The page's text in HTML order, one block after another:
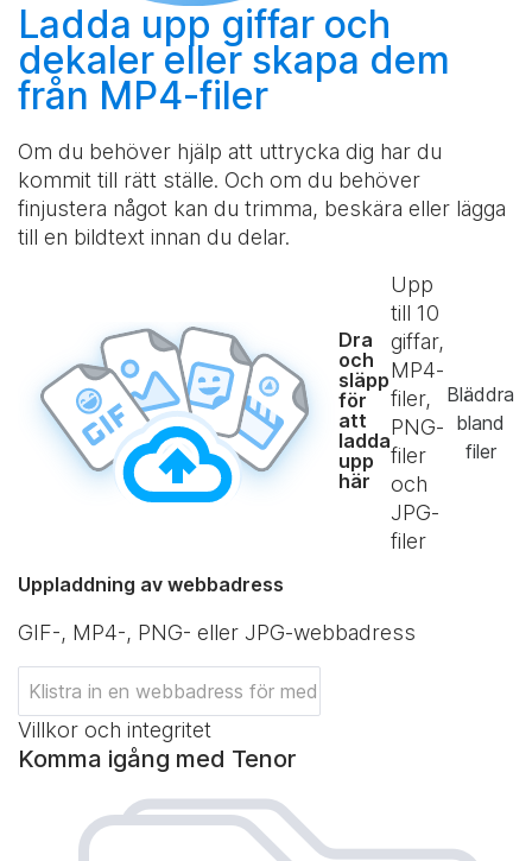
Ladda upp giffar och
dekaler eller skapa dem
från MP4-filer
Om du behöver hjälp att uttrycka dig har du
kommit till rätt ställe. Och om du behöver
finjustera något kan du trimma, beskära eller lägga
till en bildtext innan du delar.
Dra
och
släpp
för
att
ladda
upp
här
Upp
till 10
giffar,
MP4-
filer,
PNG-
filer
och
JPG-
filer
Bläddra
bland
filer
Uppladdning av webbadress
GIF-, MP4-, PNG- eller JPG-webbadress
Villkor och integritet
Komma igång med Tenor